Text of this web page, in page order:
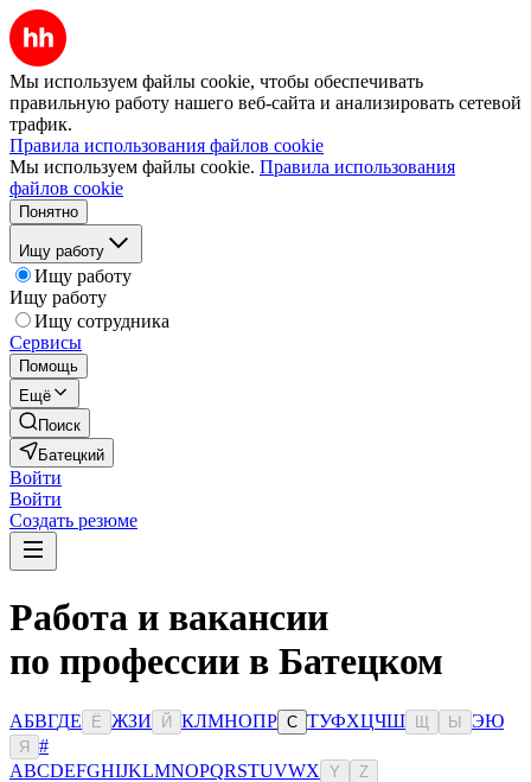
Мы используем файлы cookie, чтобы обеспечивать
правильную работу нашего веб-сайта и анализировать сетевой
трафик.
Правила использования файлов cookie
Мы используем файлы cookie. Правила использования
файлов cookie
Понятно
Ищу работу
Ищу работу
Ищу работу
Ищу сотрудника
Сервисы
Помощь
Ещё
Поиск
Батецкий
Войти
Войти
Создать резюме
Работа и вакансии
по профессии в Батецком
АБВГДЕ Ё ЖЗИ Й КЛМНОПР С ТУФХЦЧШ Ы ЭЮ
Я
#
ABCDEFGHIJKLMNOPQRSTUVWX Y Z